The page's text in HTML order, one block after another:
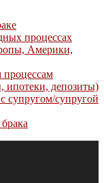
процессах
Америки,
процессам
ипотеки, депозиты)
супругом/супругой